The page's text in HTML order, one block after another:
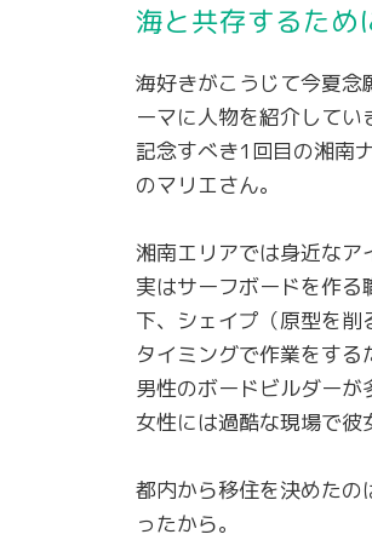
海と共存するた
海好きがこうじて今夏
ーマに人物を紹介してい
記念すべき1回目の湘南
のマリエさん。
湘南エリアでは身近なア
実はサーフボードを作
下、シェイプ（原型を
タイミングで作業をする
男性のボードビルダーが
女性には過酷な現場で彼
都内から移住を決めた
ったから。